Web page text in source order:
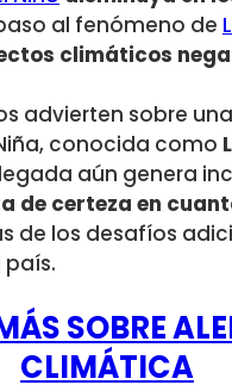
al fenómeno de
climáticos
advierten sobre
conocida como
aún genera
de certeza en
de los desafíos
país.
SOBRE
CLIMÁTICA